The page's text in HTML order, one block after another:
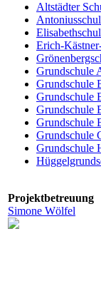
Altstädter
Erich-
Grundschule
Grundschule
Grundschule
Grundschule
Grundschule
Grundschule
Grundschule
Projektbetreuung
Simone Wölfel